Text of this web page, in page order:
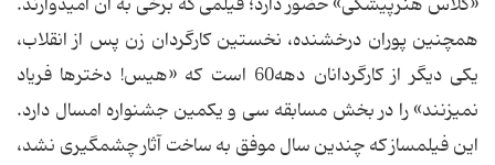
همچنین پوران درخشنده، نخستین کارگردان زن پس از انقلاب،
یکی دیگر از کارگردانان دهه60 است که «هیس! دخترها فریاد
نمی‏زنند» را در بخش مسابقه سی و یکمین جشنواره امسال دارد.
این فیلمساز که چندین سال موفق به ساخت آثار چشمگیری نشد،